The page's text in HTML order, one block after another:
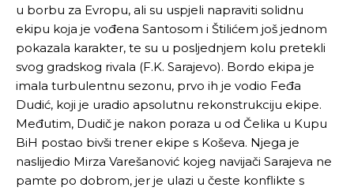
u borbu za Evropu, ali su uspjeli napraviti solidnu
ekipu koja je vođena Santosom i Štilićem još jednom
pokazala karakter, te su u posljednjem kolu pretekli
svog gradskog rivala (F.K. Sarajevo). Bordo ekipa je
imala turbulentnu sezonu, prvo ih je vodio Feđa
Dudić, koji je uradio apsolutnu rekonstrukciju ekipe.
Međutim, Dudič je nakon poraza u od Čelika u Kupu
BiH postao bivši trener ekipe s Koševa. Njega je
naslijedio Mirza Varešanović kojeg navijači Sarajeva ne
pamte po dobrom, jer je ulazi u česte konflikte s